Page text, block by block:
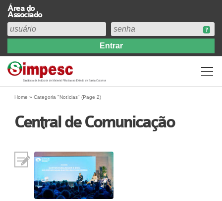
Área do
Associado
Institucional
Perfil
Diretoria
Abrangência
Acervo
Prestação de Contas
Central de Comunicação
Home » Categoria "Notícias" (Page 2)
Central de Comunicação